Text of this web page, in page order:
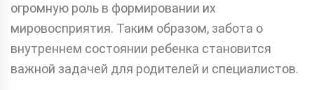
огромную роль в формировании их
мировосприятия. Таким образом, забота о
внутреннем состоянии ребенка становится
важной задачей для родителей и специалистов.